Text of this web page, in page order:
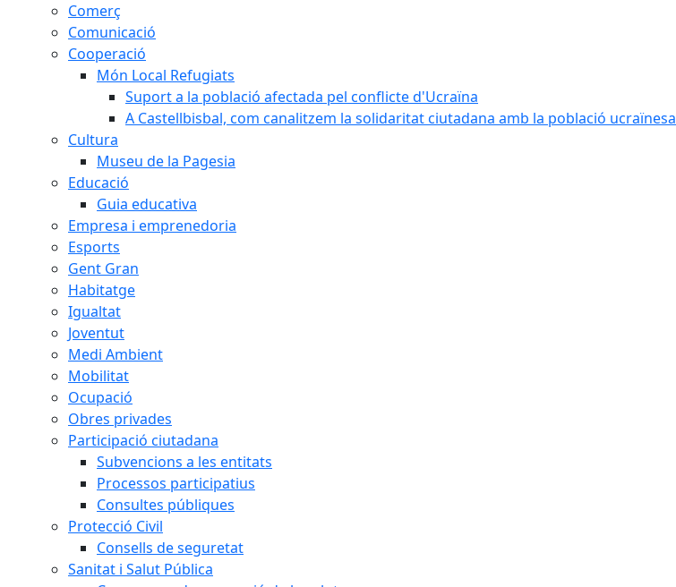
Comerç
Comunicació
Cooperació
Món Local Refugiats
Suport a la població afectada pel conflicte d'Ucraïna
A Castellbisbal, com canalitzem la solidaritat ciutadana amb la població ucraïnesa
Cultura
Museu de la Pagesia
Educació
Guia educativa
Empresa i emprenedoria
Esports
Gent Gran
Habitatge
Igualtat
Joventut
Medi Ambient
Mobilitat
Ocupació
Obres privades
Participació ciutadana
Subvencions a les entitats
Processos participatius
Consultes públiques
Protecció Civil
Consells de seguretat
Sanitat i Salut Pública